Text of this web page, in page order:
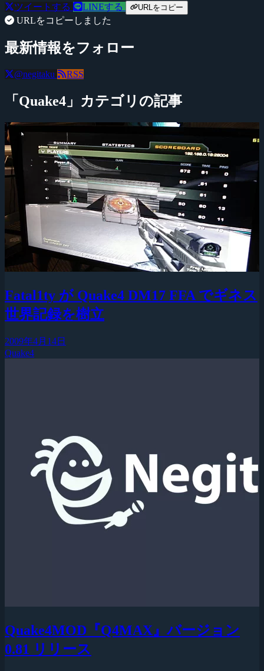
ツイートする LINEする URLをコピー
URLをコピーしました
最新情報をフォロー
@negitaku RSS
「Quake4」カテゴリの記事
Fatal1ty が Quake4 DM17 FFA でギネス
世界記録を樹立
2009年4月14日
Quake4
Quake4MOD『Q4MAX』バージョン
0.81 リリース